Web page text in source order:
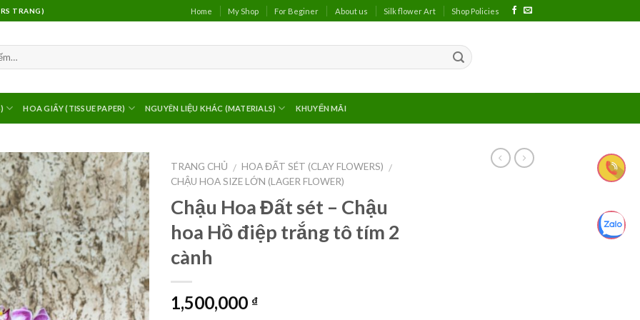
TRANG) Home My Shop For Beginer About us Silk flower Art Shop Policies
HOA GIẤY (TISSUE PAPER) NGUYÊN LIỆU KHÁC (MATERIALS) KHUYẾN MÃI
TRANG CHỦ / HOA ĐẤT SÉT (CLAY FLOWERS) /
CHẬU HOA SIZE LỚN (LAGER FLOWER)
Chậu Hoa Đất sét – Chậu
hoa Hồ điệp trắng tô tím 2
cành
1,500,000 ₫